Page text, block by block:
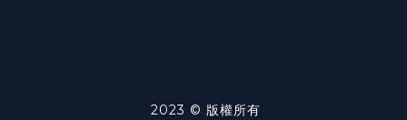
2023 © 版權所有